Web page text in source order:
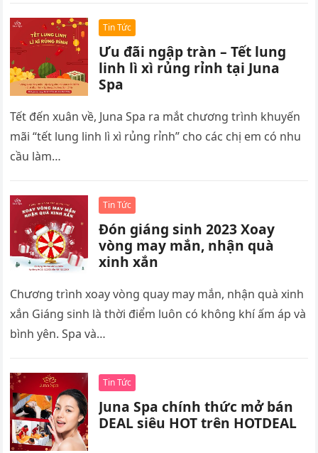
Tin Tức
Ưu đãi ngập tràn – Tết lung
linh lì xì rủng rỉnh tại Juna
Spa
Tết đến xuân về, Juna Spa ra mắt chương trình khuyến
mãi “tết lung linh lì xì rủng rỉnh” cho các chị em có nhu
cầu làm…
Tin Tức
Đón giáng sinh 2023 Xoay
vòng may mắn, nhận quà
xinh xắn
Chương trình xoay vòng quay may mắn, nhận quà xinh
xắn Giáng sinh là thời điểm luôn có không khí ấm áp và
bình yên. Spa và…
Tin Tức
Juna Spa chính thức mở bán
DEAL siêu HOT trên HOTDEAL